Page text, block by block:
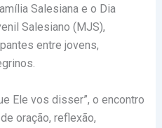
Salesiana e o Dia
Salesiano (MJS),
entre jovens,
Ele vos disser”, o encontro
oração, reflexão,